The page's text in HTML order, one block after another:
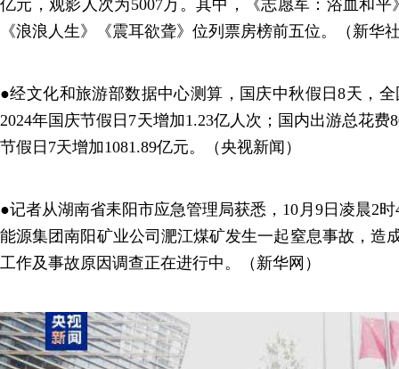
亿元，观影人次为5007万。其中，《志愿军：浴血和平
《浪浪人生》《震耳欲聋》位列票房榜前五位。（新华
●经文化和旅游部数据中心测算，国庆中秋假日8天，
2024年国庆节假日7天增加1.23亿人次；国内出游总花费
节假日7天增加1081.89亿元。（央视新闻）
●记者从湖南省耒阳市应急管理局获悉，10月9日凌晨2
能源集团南阳矿业公司淝江煤矿发生一起窒息事故，造
工作及事故原因调查正在进行中。（新华网）